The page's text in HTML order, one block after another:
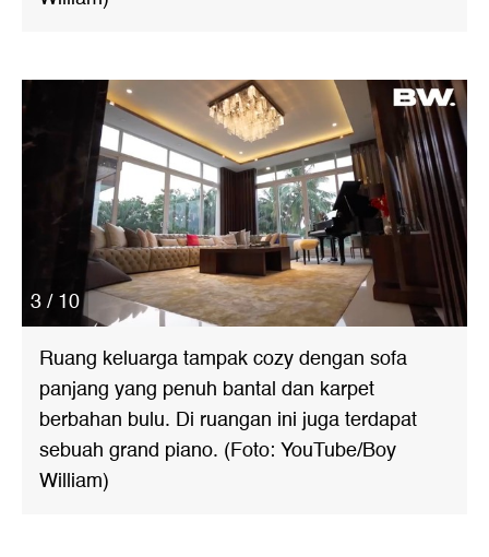
3 / 10
Ruang keluarga tampak cozy dengan sofa
panjang yang penuh bantal dan karpet
berbahan bulu. Di ruangan ini juga terdapat
sebuah grand piano. (Foto: YouTube/Boy
William)